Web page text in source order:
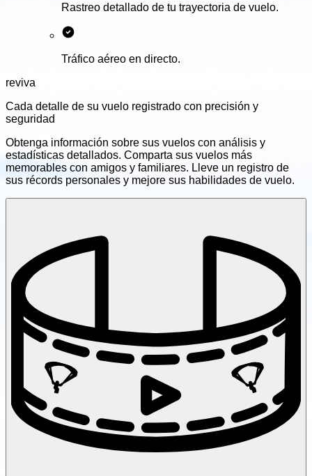
Rastreo detallado de tu trayectoria de vuelo.
Tráfico aéreo en directo.
reviva
Cada detalle de su vuelo registrado con precisión y
seguridad
Obtenga información sobre sus vuelos con análisis y
estadísticas detallados. Comparta sus vuelos más
memorables con amigos y familiares. Lleve un registro de
sus récords personales y mejore sus habilidades de vuelo.